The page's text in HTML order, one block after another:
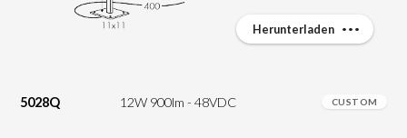
5028Q 12W 900lm - 48VDC CUSTOM
Herunterladen